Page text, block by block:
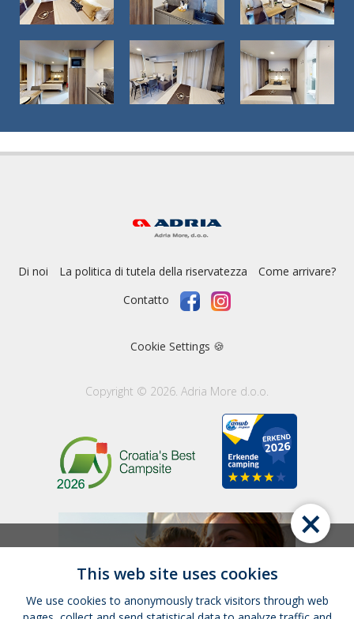
Di noi La politica di tutela della riservatezza
Come arrivare?
Contatto
Cookie Settings 🍪
Copyright © 2026. Adria More d.o.o.
×
This web site uses cookies
We use cookies to anonymously track visitors through web